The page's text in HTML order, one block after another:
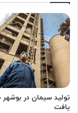
تولید سیمان در بوشهر
یافت